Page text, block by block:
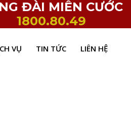
ĐÀI MIỄN CƯỚC
1800.80.49
VỤ TIN TỨC LIÊN HỆ